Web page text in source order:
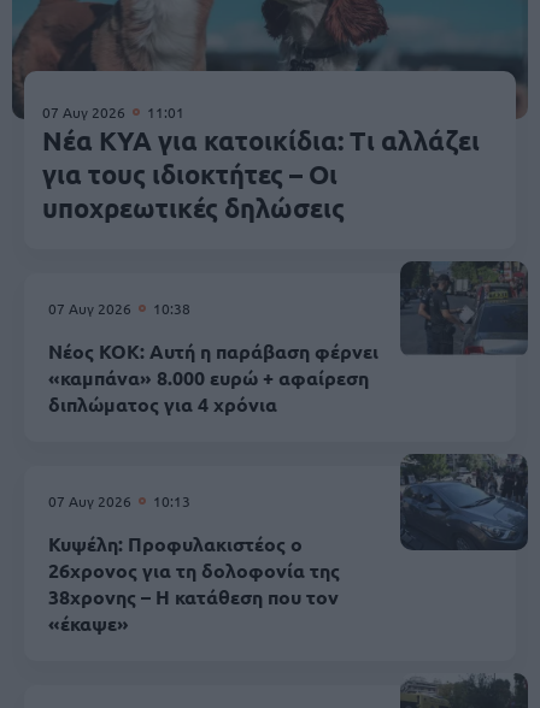
07 Αυγ 2026 11:01
Νέα ΚΥΑ για κατοικίδια: Τι αλλάζει
για τους ιδιοκτήτες – Οι
υποχρεωτικές δηλώσεις
07 Αυγ 2026 10:38
Νέος ΚΟΚ: Αυτή η παράβαση φέρνει
«καμπάνα» 8.000 ευρώ + αφαίρεση
διπλώματος για 4 χρόνια
07 Αυγ 2026 10:13
Κυψέλη: Προφυλακιστέος ο
26χρονος για τη δολοφονία της
38χρονης – Η κατάθεση που τον
«έκαψε»